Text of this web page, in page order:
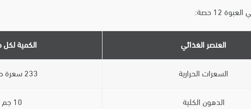
العنصر الغذائي الكمية
السعرات الحرارية 233 سعرة حرارية
الدهون الكلية 10 جم